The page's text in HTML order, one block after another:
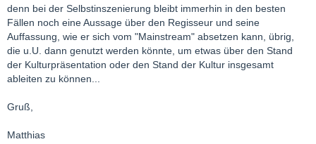
sind, sind sie nutzlos.
Und noch eine Anmerkung am Rande: Werktreue
Inszenierungen gehen meiner Erfahrung nach meist mit einer
sehr schlechten Personenführung einher. Es hat oft den
Eindruck, dass die Regie sich auf schöne Bild verlässt – mir
denn bei der Selbstinszenierung bleibt immerhin in den besten
Fällen noch eine Aussage über den Regisseur und seine
Auffassung, wie er sich vom "Mainstream" absetzen kann, übrig,
die u.U. dann genutzt werden könnte, um etwas über den Stand
der Kulturpräsentation oder den Stand der Kultur insgesamt
ableiten zu können...
Gruß,
Matthias